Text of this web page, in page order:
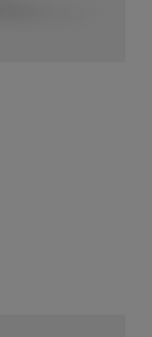
type of Rootbeer